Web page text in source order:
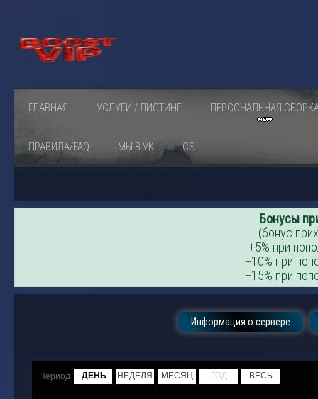
ГЛАВНАЯ УСЛУГИ / ЛИСТИНГ ПЕРСОНАЛЬНАЯ
ПРАВИЛА/FAQ МЫ В VK CS
Бонусы
(бонус
+5% при
+10% при
+15% при
Информация о сервере
Период ДЕНЬ НЕДЕЛЯ МЕСЯЦ ГОД ВЕСЬ